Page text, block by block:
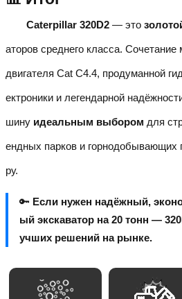
Caterpillar 320D2 — это
аторов среднего класса. Сочетание
двигателя Cat C4.4, продуманной
ектроники и легендарной
шину идеальным выбором для
ендных парков и горнодобывающих
ру.
🔑 Если нужен надёжный,
ый экскаватор на 20 тонн —
учших решений на рынке.